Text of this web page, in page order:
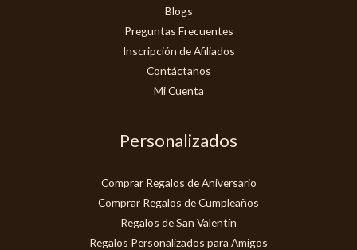
Blogs
Preguntas Frecuentes
Inscripción de Afiliados
Contáctanos
Mi Cuenta
Personalizados
Comprar Regalos de Aniversario
Comprar Regalos de Cumpleaños
Regalos de San Valentín
Regalos Personalizados para Amigos